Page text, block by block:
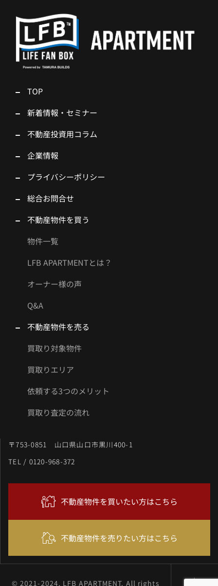
TOP
新着情報・セミナー
不動産投資用コラム
企業情報
プライバシーポリシー
総合お問合せ
不動産物件を買う
物件一覧
LFB APARTMENTとは？
オーナー様の声
Q&A
不動産物件を売る
買取り対象物件
買取りエリア
依頼する3つのメリット
買取り査定の流れ
〒753-0851 山口県山口市黒川400-1
TEL / 0120-968-372
不動産物件を買いたい方はこちら
不動産物件を売りたい方はこちら
© 2021-2024, LFB APARTMENT. All rights